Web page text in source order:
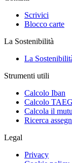
Scrivici
Blocco carte
La Sostenibilità
La
Strumenti utili
Calcolo Iban
Calcolo TAEG
Calcola il
Ricerca
Legal
Privacy